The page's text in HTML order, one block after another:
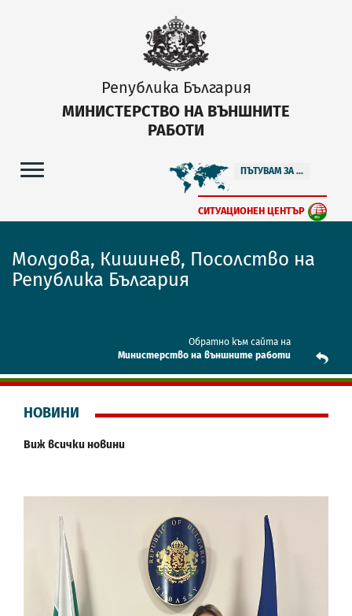
Република България
МИНИСТЕРСТВО НА ВЪНШНИТЕ
РАБОТИ
ПЪТУВАМ ЗА ...
СИТУАЦИОНЕН ЦЕНТЪР
Молдова, Кишинев, Посолство на
Република България
Обратно към сайта на
Mинистерство на външните работи
НОВИНИ
Виж всички новини